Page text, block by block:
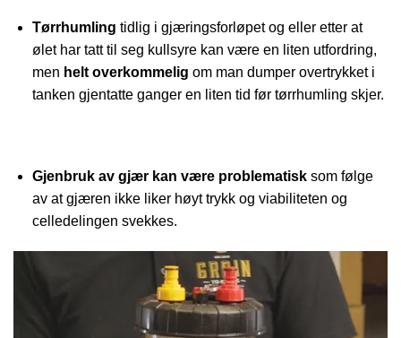
Tørrhumling tidlig i gjæringsforløpet og eller etter at
ølet har tatt til seg kullsyre kan være en liten utfordring,
men helt overkommelig om man dumper overtrykket i
tanken gjentatte ganger en liten tid før tørrhumling skjer.
Gjenbruk av gjær kan være problematisksom følge
av at gjæren ikke liker høyt trykk og viabiliteten og
celledelingen svekkes.